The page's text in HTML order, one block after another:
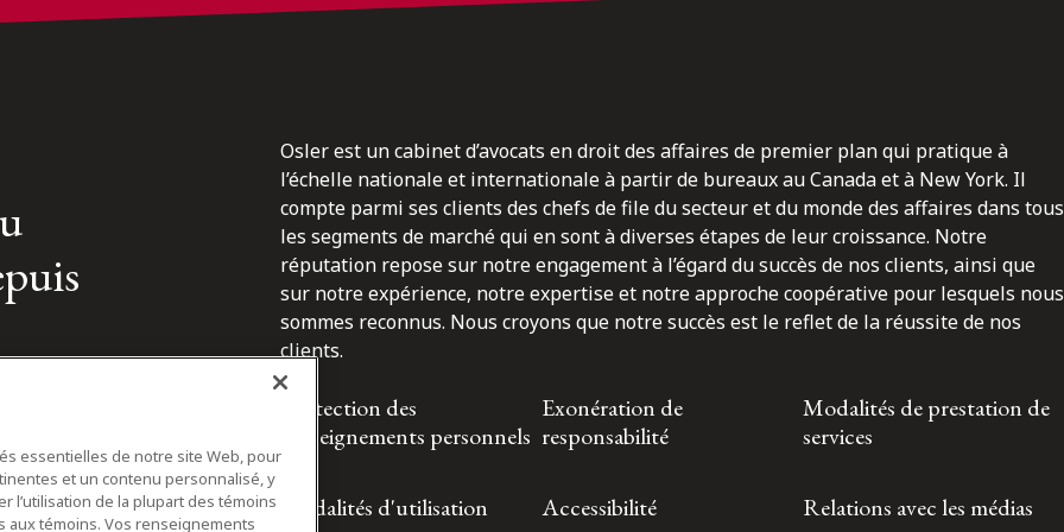
Osler est un cabinet d’avocats en droit des affaires de premier plan qui pratique à
l’échelle nationale et internationale à partir de bureaux au Canada et à New York. Il
compte parmi ses clients des chefs de file du secteur et du monde des affaires dans tous
les segments de marché qui en sont à diverses étapes de leur croissance. Notre
réputation repose sur notre engagement à l’égard du succès de nos clients, ainsi que
sur notre expérience, notre expertise et notre approche coopérative pour lesquels nous
sommes reconnus. Nous croyons que notre succès est le reflet de la réussite de nos
clients.
Protection des
renseignements personnels
Exonération de
responsabilité
Modalités de prestation de
services
Modalités d'utilisation Accessibilité Relations avec les médias
essentielles de notre site Web, pour
et un contenu personnalisé, y
l’utilisation de la plupart des témoins
témoins. Vos renseignements